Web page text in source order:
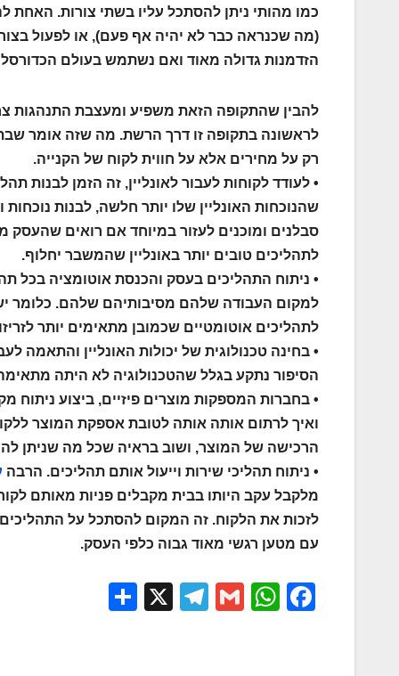
כמו מהותי ניתן להסתכל עליו בשתי צורות. האחת
(מה שכנראה כבר לא יהיה אף פעם), או לפעול
הזדמנות גדולה מאוד ואם נשתמש בעולם
להבין שהתקופה הזאת משפיע ומעצבת התנהגות
לראשונה בתקופה זו דרך הרשת. מה שזה אומר
רק על מחירים אלא על חווית לקוח של הקנייה.
• לעודד לקוחות לעבור לאונליין, זה הזמן לבנות
שהנוכחות האונליין שלו יותר חלשה, לבנות
סבלנים ומוכנים לעזור במיוחד אם רואים שהעסק
לתהליכים טובים יותר באונליין שהמשבר יחלוף.
• ניתוח התהליכים בעסק והכנסת אוטומציה בכל
למקום העבודה שלהם מסיבותיהם שלהם. כלומר
לתהליכים אוטומטיים שכמובן מתאימים יותר
• בחינה טכנולוגית של יכולות האונליין והתאמה
הסיפור נתקע בגלל שהטכנולוגיה לא היתה מתאימה
• בחברות המספקות מוצרים פיזיים, ביצוע
ואיך לרתום אותה אותה לטובת אספקת המוצר
הרכישה של המוצר, ושוב בראיה שכל מה שניתן
• ניתוח תהליכי שירות וייעול אותם תהליכים. הרבה
מלקבל עקב היותו בבית מקבלים פניות מאותם
לזכות את הלקוח. זה המקום להסתכל על
עם מטען רגשי מאוד גבוה כלפי העסק.
F
W
G
T
X